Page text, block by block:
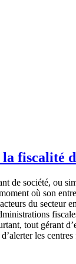
fiscalité
de société, ou
où son
du secteur
tout gérant
d’alerter les